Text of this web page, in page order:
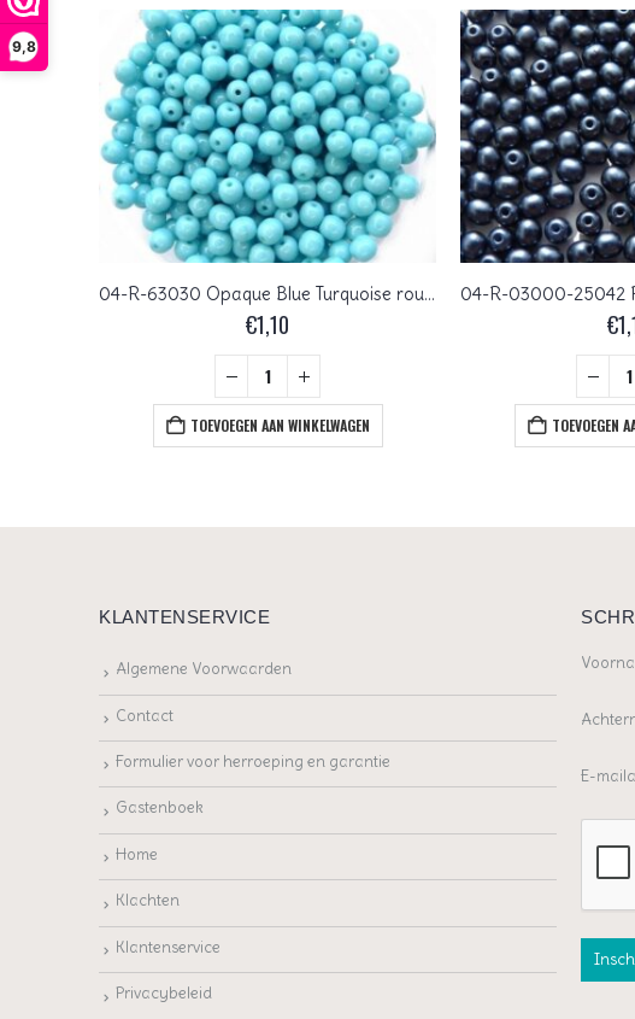
9,8
04-R-63030 Opaque Blue Turquoise round 4 mm. 100 pc.
€1,10
TOEVOEGEN AAN WINKELWAGEN
€
TOEVOEGEN
KLANTENSERVICE
Algemene Voorwaarden
Contact
Formulier voor herroeping en garantie
Gastenboek
Home
Klachten
Klantenservice
Privacybeleid
E-